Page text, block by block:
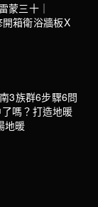
蒙三十｜
箱衛浴牆板X
3族群6步驟6問
嗎？打造地暖
地暖